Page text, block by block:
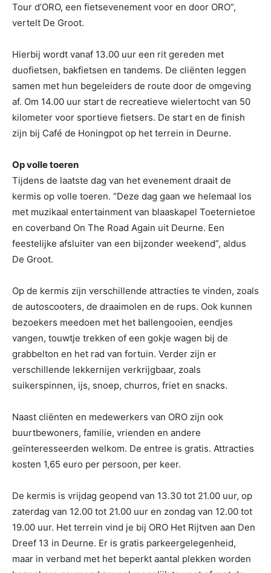
Tour d’ORO, een fietsevenement voor en door ORO”,
vertelt De Groot.
Hierbij wordt vanaf 13.00 uur een rit gereden met
duofietsen, bakfietsen en tandems. De cliënten leggen
samen met hun begeleiders de route door de omgeving
af. Om 14.00 uur start de recreatieve wielertocht van 50
kilometer voor sportieve fietsers. De start en de finish
zijn bij Café de Honingpot op het terrein in Deurne.
Op volle toeren
Tijdens de laatste dag van het evenement draait de
kermis op volle toeren. “Deze dag gaan we helemaal los
met muzikaal entertainment van blaaskapel Toeternietoe
en coverband On The Road Again uit Deurne. Een
feestelijke afsluiter van een bijzonder weekend”, aldus
De Groot.
Op de kermis zijn verschillende attracties te vinden, zoals
de autoscooters, de draaimolen en de rups. Ook kunnen
bezoekers meedoen met het ballengooien, eendjes
vangen, touwtje trekken of een gokje wagen bij de
grabbelton en het rad van fortuin. Verder zijn er
verschillende lekkernijen verkrijgbaar, zoals
suikerspinnen, ijs, snoep, churros, friet en snacks.
Naast cliënten en medewerkers van ORO zijn ook
buurtbewoners, familie, vrienden en andere
geïnteresseerden welkom. De entree is gratis. Attracties
kosten 1,65 euro per persoon, per keer.
De kermis is vrijdag geopend van 13.30 tot 21.00 uur, op
zaterdag van 12.00 tot 21.00 uur en zondag van 12.00 tot
19.00 uur. Het terrein vind je bij ORO Het Rijtven aan Den
Dreef 13 in Deurne. Er is gratis parkeergelegenheid,
maar in verband met het beperkt aantal plekken worden